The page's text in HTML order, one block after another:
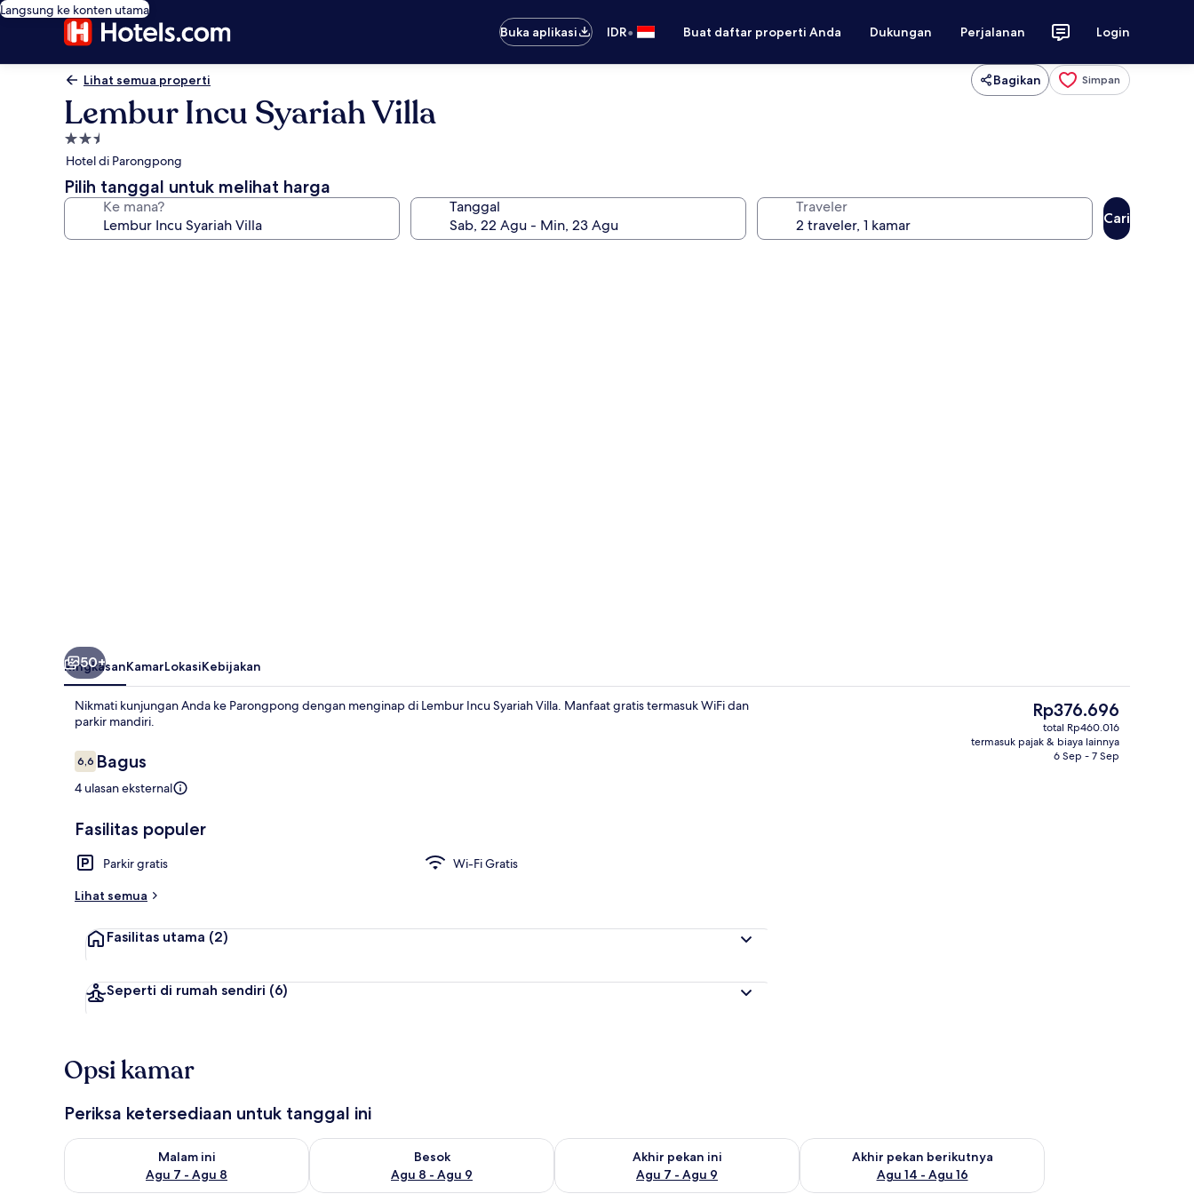
Langsung ke konten utama
Buka aplikasi
IDR• Buat daftar properti Anda Dukungan Perjalanan Login
Lihat semua properti Bagikan Simpan
Lembur Incu Syariah Villa
Properti
bintang
2.5
Hotel di Parongpong
Pilih tanggal untuk melihat harga
Ke mana? Tanggal Traveler
Cari
Cottage (Gatot Kaca) | Wi-Fi gratis
50+
RingkasanKamarLokasiKebijakan
Nikmati kunjungan Anda ke Parongpong dengan menginap di Lembur Incu Syariah Villa. Manfaat gratis termasuk WiFi dan
parkir mandiri.
Ulasan
6,66,6 dari 10
Bagus
4 ulasan eksternal
Fasilitas populer
Parkir gratis
Wi-Fi Gratis
Lihat semua
Fasilitas utama (2)
Seperti di rumah sendiri (6)
Harga
saat
ini
Rp376.696
Rp376.696
total Rp460.016
termasuk pajak & biaya lainnya
6 Sep - 7 Sep
Opsi kamar
Periksa ketersediaan untuk tanggal ini
Malam ini
Agu 7 - Agu 8
Periksa ketersediaan untuk malam ini Agu 7 - Agu 8
Besok
Agu 8 - Agu 9
Periksa ketersediaan untuk besok Agu 8 - Agu 9
Akhir pekan ini
Agu 7 - Agu 9
Periksa ketersediaan untuk akhir pekan ini Agu 7 - Agu 9
Akhir pekan berikutnya
Agu 14 - Agu 16
Periksa ketersediaan untuk akhir pekan berikutnya Agu 14 -